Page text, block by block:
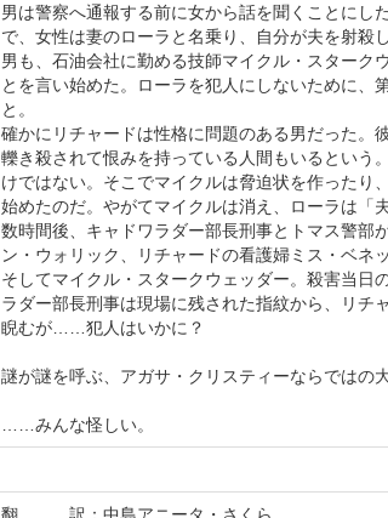
男は警察へ通報する前に女から話を聞くことにし
で、女性は妻のローラと名乗り、自分が夫を射殺
男も、石油会社に勤める技師マイクル・スターク
とを言い始めた。ローラを犯人にしないために、
と。
確かにリチャードは性格に問題のある男だった。
轢き殺されて恨みを持っている人間もいるという
けではない。そこでマイクルは脅迫状を作ったり
始めたのだ。やがてマイクルは消え、ローラは「
数時間後、キャドワラダー部長刑事とトマス警部
ン・ウォリック、リチャードの看護婦ミス・ベネ
そしてマイクル・スタークウェッダー。殺害当日
ラダー部長刑事は現場に残された指紋から、リチ
睨むが……犯人はいかに？
謎が謎を呼ぶ、アガサ・クリスティーならではの
……みんな怪しい。